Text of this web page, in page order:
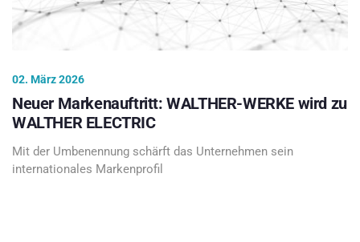
02. März 2026
Neuer Markenauftritt: WALTHER-WERKE wird zu
WALTHER ELECTRIC
Mit der Umbenennung schärft das Unternehmen sein
internationales Markenprofil